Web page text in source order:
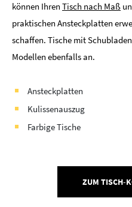
können Ihren Tisch nach Maß
praktischen Ansteckplatten
schaffen. Tische mit
Modellen ebenfalls an.
Ansteckplatten
Kulissenauszug
Farbige Tische
ZUM TISCH-